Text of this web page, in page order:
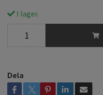
I lager.
Dela